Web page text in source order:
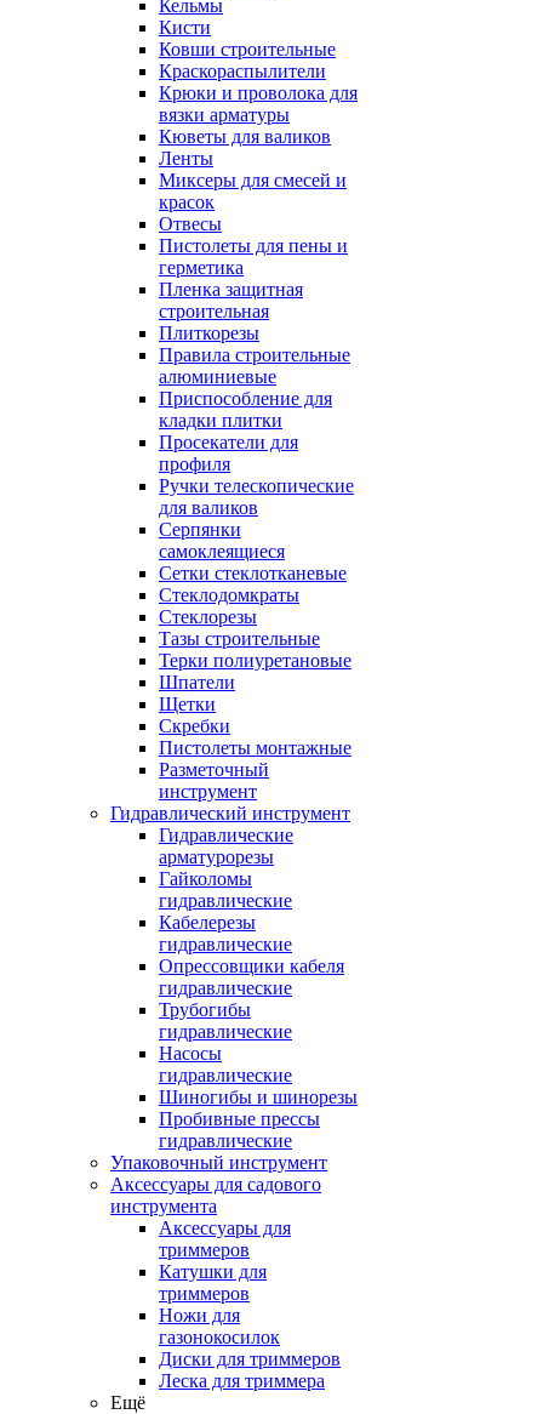
Кельмы
Кисти
Ковши строительные
Краскораспылители
Крюки и проволока для
вязки арматуры
Кюветы для валиков
Ленты
Миксеры для смесей и
красок
Отвесы
Пистолеты для пены и
герметика
Пленка защитная
строительная
Плиткорезы
Правила строительные
алюминиевые
Приспособление для
кладки плитки
Просекатели для
профиля
Ручки телескопические
для валиков
Серпянки
самоклеящиеся
Сетки стеклотканевые
Стеклодомкраты
Стеклорезы
Тазы строительные
Терки полиуретановые
Шпатели
Щетки
Скребки
Пистолеты монтажные
Разметочный
инструмент
Гидравлический инструмент
Гидравлические
арматурорезы
Гайколомы
гидравлические
Кабелерезы
гидравлические
Опрессовщики кабеля
гидравлические
Трубогибы
гидравлические
Насосы
гидравлические
Шиногибы и шинорезы
Пробивные прессы
гидравлические
Упаковочный инструмент
Аксессуары для садового
инструмента
Аксессуары для
триммеров
Катушки для
триммеров
Ножи для
газонокосилок
Диски для триммеров
Леска для триммера
Ещё